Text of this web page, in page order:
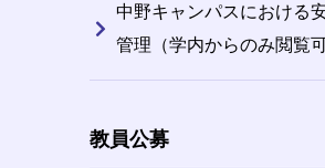
中野キャンパスにおける
管理（学内からのみ閲覧可
教員公募